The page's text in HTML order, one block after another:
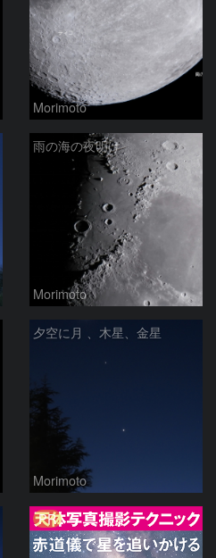
Morimoto
雨の海の夜明け
Morimoto
夕空に月 、木星、金星
Morimoto
PR